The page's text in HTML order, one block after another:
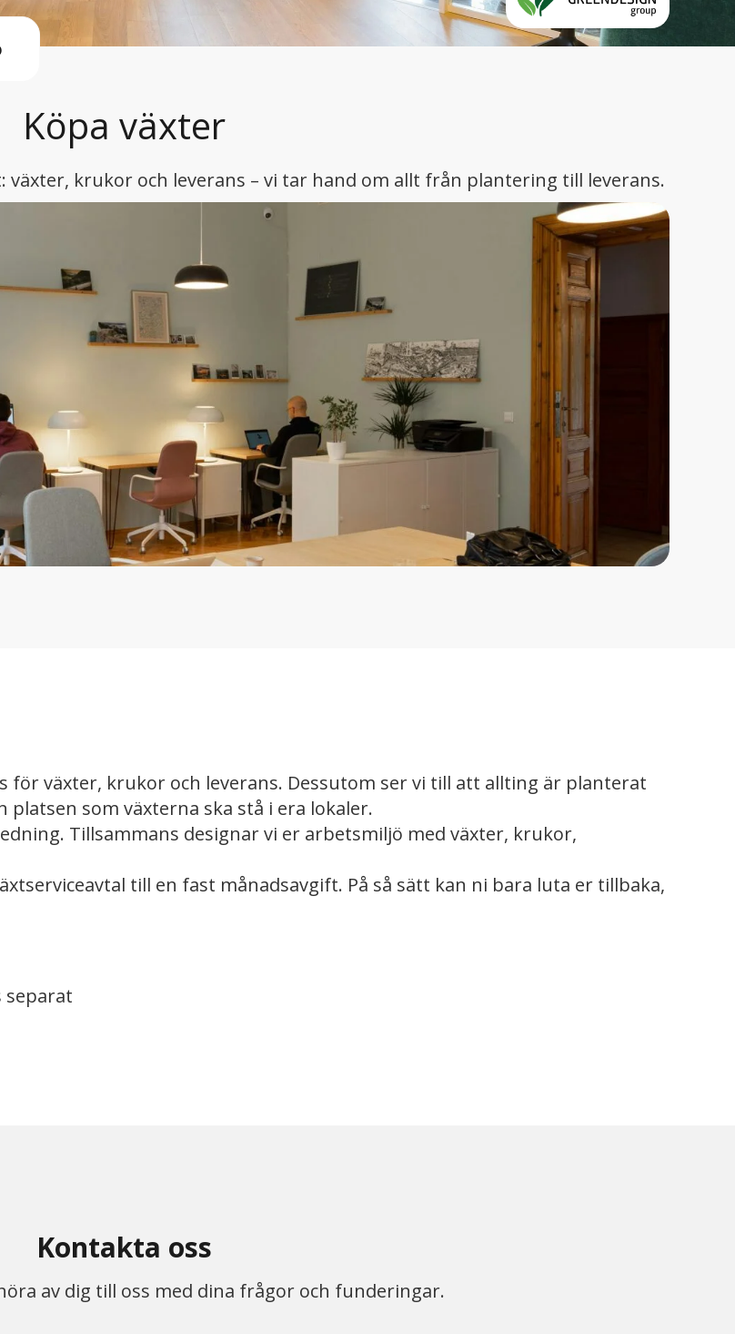
Köpa växter
krukor och leverans – vi tar hand om allt från plantering till leverans.
växter, krukor och leverans. Dessutom ser vi till att allting är planterat
som växterna ska stå i era lokaler.
Tillsammans designar vi er arbetsmiljö med växter, krukor,
till en fast månadsavgift. På så sätt kan ni bara luta er tillbaka,
Kontakta oss
av dig till oss med dina frågor och funderingar.